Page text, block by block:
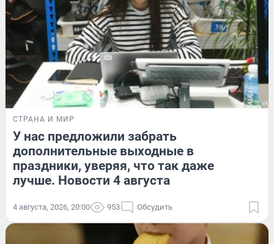
СТРАНА И МИР
У нас предложили забрать
дополнительные выходные в
праздники, уверяя, что так даже
лучше. Новости 4 августа
4 августа, 2026, 20:00 953 Обсудить